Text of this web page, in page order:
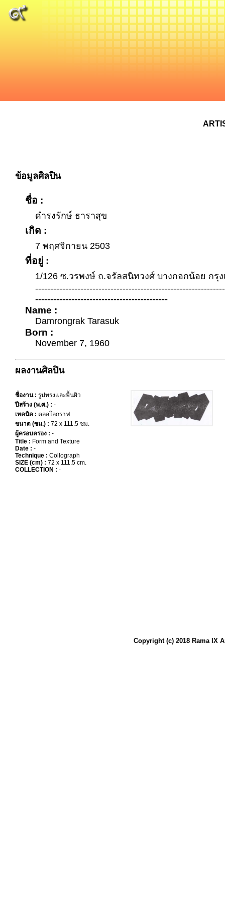
ข้อมูลศิลปิน
ชื่อ :
ดำรงรักษ์ ธาราสุข
เกิด :
7 พฤศจิกายน 2503
ที่อยู่ :
1/126 ซ.วรพงษ์ ถ.จรัลสนิทวงศ์ บางกอกน้อย กรุง
--------------------------------------------
Name :
Damrongrak Tarasuk
Born :
November 7, 1960
ผลงานศิลปิน
ชื่องาน : รูปทรงและพื้นผิว
ปีสร้าง (พ.ศ.) : -
เทคนิค : คลอโลกราฟ
ขนาด (ซม.) : 72 x 111.5 ซม.
ผู้ครอบครอง : -
Title : Form and Texture
Date : -
Technique : Collograph
SIZE (cm) : 72 x 111.5 cm.
COLLECTION : -
Copyright (c) 2018 Rama IX